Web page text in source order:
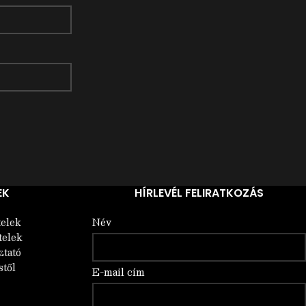
HÍRLEVÉL FELIRATKOZÁS
Név
E-mail cím